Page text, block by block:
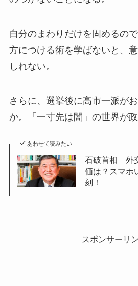
自分のまわりだけを固めるの
方につける術を学ばないと、
しれない。
さらに、選挙後に高市一派が
か。「一寸先は闇」の世界が政
あわせて読みたい
石破首相 外
価は？スマホ
刻！
スポンサーリ